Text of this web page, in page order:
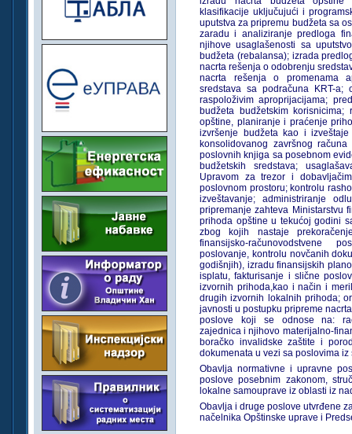
klasifikacije uključujući i
uputstva za pripremu budžeta sa
zaradu i analiziranje predloga
njihove usaglašenosti sa
budžeta (rebalansa); izrada
nacrta rešenja o odobrenju
nacrta rešenja o promenama
sredstava sa podračuna KRT-a;
raspoloživim aproprijacijama;
budžeta budžetskim
opštine, planiranje i praćenje
izvršenje budžeta kao i
konsolidovanog završnog
poslovnih knjiga sa posebnom
budžetskih sredstava;
Upravom za trezor i
poslovnom prostoru; kontrolu
izveštavanje; administriranje
pripremanje zahteva Ministarstvu
prihoda opštine u tekućoj godini
zbog kojih nastaje
finansijsko-računovodstvene
poslovanje, kontrolu novčanih
godišnjih), izradu finansijskih
isplatu, fakturisanje i slične
izvornih prihoda,kao i način i
drugih izvornih lokalnih prihoda;
javnosti u postupku pripreme
poslove koji se odnose na:
zajednica i njihovo materijalno-
boračko invalidske zaštite i
dokumenata u vezi sa poslovima
Obavlja normativne i upravne
poslove posebnim zakonom,
lokalne samouprave iz oblasti iz
Obavlja i druge poslove utvrđene
načelnika Opštinske uprave i